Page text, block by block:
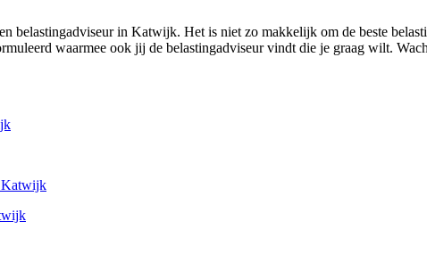
belastingadviseur in Katwijk. Het is niet zo makkelijk om de beste
waarmee ook jij de belastingadviseur vindt die je graag wilt.
Katwijk